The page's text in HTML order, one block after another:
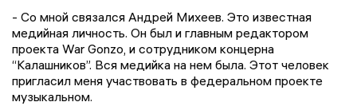
- Со мной связался Андрей Михеев. Это известная
медийная личность. Он был и главным редактором
проекта War Gonzo, и сотрудником концерна
“Калашников”. Вся медийка на нем была. Этот человек
пригласил меня участвовать в федеральном проекте
музыкальном.